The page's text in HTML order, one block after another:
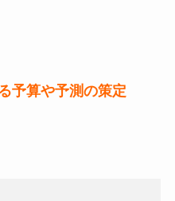
予算や予測の策定